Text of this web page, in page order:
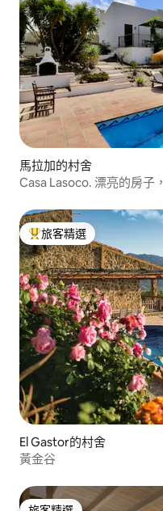
馬拉加的村舍
Casa Lasoco. 漂亮
旅客精選榜首
旅客精選
El Gastor的村舍
黃金谷